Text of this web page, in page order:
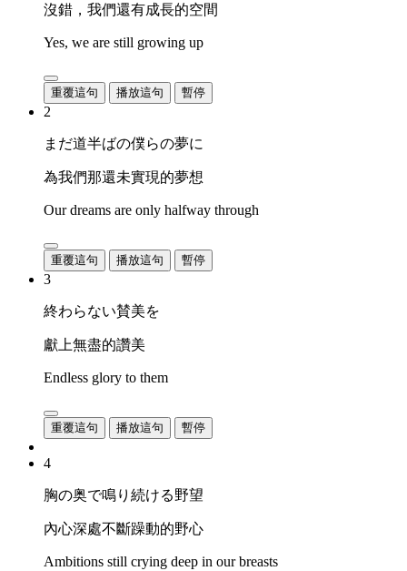
沒錯，我們還有成長的空間
Yes, we are still growing up
重覆這句 播放這句 暫停
2
まだ道半ばの僕らの夢に
為我們那還未實現的夢想
Our dreams are only halfway through
重覆這句 播放這句 暫停
3
終わらない賛美を
獻上無盡的讚美
Endless glory to them
重覆這句 播放這句 暫停
4
胸の奥で鳴り続ける野望
內心深處不斷躁動的野心
Ambitions still crying deep in our breasts